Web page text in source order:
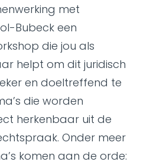
met
Bubeck een
die jou als
helpt om dit juridisch
en doeltreffend te
die worden
herkenbaar uit de
Onder meer
komen aan de orde: